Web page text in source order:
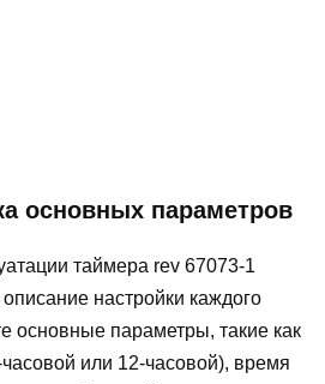
основных параметров
таймера rev 67073-1
настройки каждого
основные параметры, такие как
или 12-часовой), время